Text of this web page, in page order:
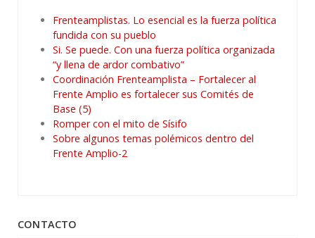
Frenteamplistas. Lo esencial es la fuerza política
fundida con su pueblo
Si. Se puede. Con una fuerza política organizada
“y llena de ardor combativo”
Coordinación Frenteamplista – Fortalecer al
Frente Amplio es fortalecer sus Comités de
Base (5)
Romper con el mito de Sísifo
Sobre algunos temas polémicos dentro del
Frente Amplio-2
CONTACTO